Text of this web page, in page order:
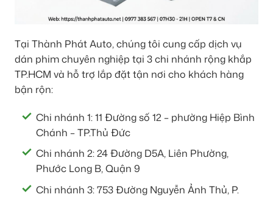
Tại Thành Phát Auto, chúng tôi cung cấp dịch vụ
dán phim chuyên nghiệp tại 3 chi nhánh rộng khắp
TP.HCM và hỗ trợ lắp đặt tận nơi cho khách hàng
bận rộn:
Chi nhánh 1: 11 Đường số 12 – phường Hiệp Bình
Chánh – TP.Thủ Đức
Chi nhánh 2: 24 Đường D5A, Liên Phường,
Phước Long B, Quận 9
Chi nhánh 3: 753 Đường Nguyễn Ảnh Thủ, P.